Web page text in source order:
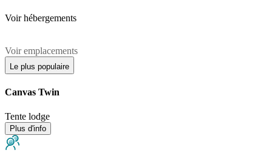
Voir hébergements
Voir emplacements
Le plus populaire
Canvas Twin
Tente lodge
Plus d'info